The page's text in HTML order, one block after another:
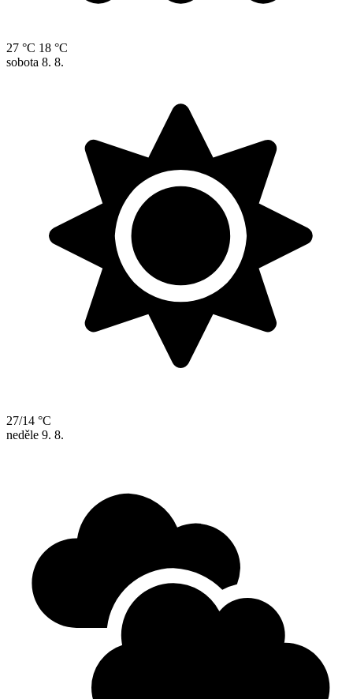
27 °C 18 °C
sobota 8. 8.
27/14 °C
neděle 9. 8.